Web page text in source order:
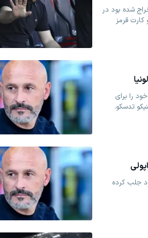
شده بود در
قرمز
را برای
تدسکو.
جلب کرده